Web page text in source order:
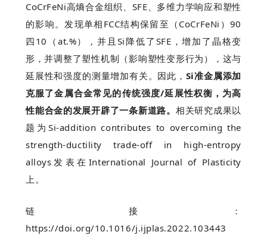
CoCrFeNi高熵合金组织、SFE、多维力学响应和塑性
的影响。发现单相FCC结构保留至（CoCrFeNi）90
四10（at.%），并且Si降低了SFE，增加了晶格变
形，并调整了塑性机制（影响塑性变形行为），这与
延展性和强度的测量增加有关。因此， Si准金属添加
克服了金属合金常见的传统强度/延展性权衡，为高
性能合金的发展开辟了一条新道路。 相关研究成果以
题为Si-addition contributes to overcoming the
strength-ductility trade-off in high-entropy
alloys发表在International Journal of Plasticity
上。
链接：
https://doi.org/10.1016/j.ijplas.2022.103443